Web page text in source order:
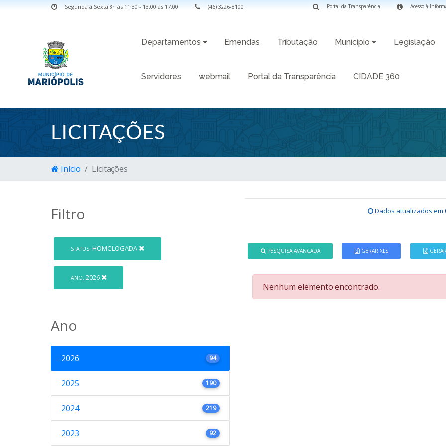
Segunda à Sexta 8h às 11:30 - 13:00 às 17:00 (46) 3226-8100 Acesso à
Portal da Transparência
Departamentos Emendas Tributação Município Legislação
Servidores webmail Portal da Transparência CIDADE 360
LICITAÇÕES
Início Licitações
Filtro
STATUS: HOMOLOGADA
ANO: 2026
Ano
2026 94
2025 190
2024 219
2023 92
Dados atualizados em
PESQUISA AVANÇADA GERAR XLS
Nenhum elemento encontrado.